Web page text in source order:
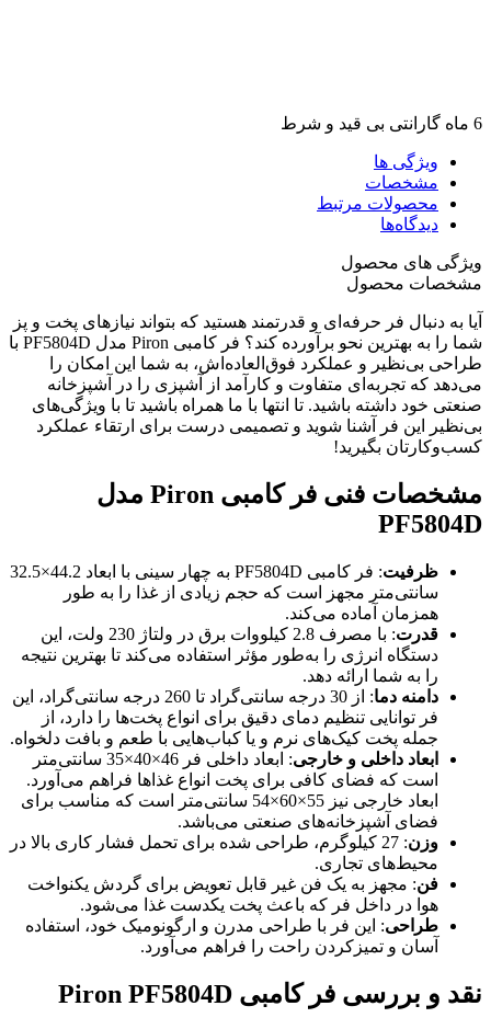
6 ماه گارانتی بی قید و شرط
ویژگی ها
مشخصات
محصولات مرتبط
دیدگاه‌ها
ویژگی های محصول
مشخصات محصول
آیا به دنبال فر حرفه‌ای و قدرتمند هستید که بتواند نیازهای پخت و پز
شما را به بهترین نحو برآورده کند؟ فر کامبی Piron مدل PF5804D با
طراحی بی‌نظیر و عملکرد فوق‌العاده‌اش، به شما این امکان را
می‌دهد که تجربه‌ای متفاوت و کارآمد از آشپزی را در آشپزخانه
صنعتی خود داشته باشید. تا انتها با ما همراه باشید تا با ویژگی‌های
بی‌نظیر این فر آشنا شوید و تصمیمی درست برای ارتقاء عملکرد
کسب‌وکارتان بگیرید!
مشخصات فنی فر کامبی Piron مدل
PF5804D
ظرفیت
: فر کامبی PF5804D به چهار سینی با ابعاد 44.2×32.5
سانتی‌متر مجهز است که حجم زیادی از غذا را به طور
همزمان آماده می‌کند.
قدرت
: با مصرف 2.8 کیلووات برق در ولتاژ 230 ولت، این
دستگاه انرژی را به‌طور مؤثر استفاده می‌کند تا بهترین نتیجه
را به شما ارائه دهد.
دامنه دما
: از 30 درجه سانتی‌گراد تا 260 درجه سانتی‌گراد، این
فر توانایی تنظیم دمای دقیق برای انواع پخت‌ها را دارد، از
جمله پخت کیک‌های نرم و یا کباب‌هایی با طعم و بافت دلخواه.
ابعاد داخلی و خارجی
: ابعاد داخلی فر 46×40×35 سانتی‌متر
است که فضای کافی برای پخت انواع غذاها فراهم می‌آورد.
ابعاد خارجی نیز 55×60×54 سانتی‌متر است که مناسب برای
فضای آشپزخانه‌های صنعتی می‌باشد.
وزن
: 27 کیلوگرم، طراحی شده برای تحمل فشار کاری بالا در
محیط‌های تجاری.
فن: مجهز به یک فن غیر قابل تعویض برای گردش یکنواخت
هوا در داخل فر که باعث پخت یکدست غذا می‌شود.
طراحی: این فر با طراحی مدرن و ارگونومیک خود، استفاده
آسان و تمیزکردن راحت را فراهم می‌آورد.
نقد و بررسی فر کامبی Piron PF5804D